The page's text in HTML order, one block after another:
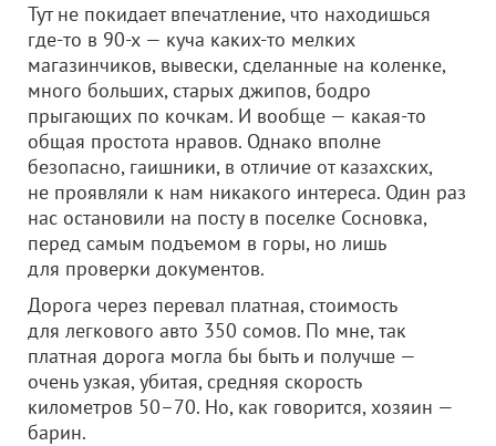
Тут не покидает впечатление, что находишься
где-то в 90-х — куча каких-то мелких
магазинчиков, вывески, сделанные на коленке,
много больших, старых джипов, бодро
прыгающих по кочкам. И вообще — какая-то
общая простота нравов. Однако вполне
безопасно, гаишники, в отличие от казахских,
не проявляли к нам никакого интереса. Один раз
нас остановили на посту в поселке Сосновка,
перед самым подъемом в горы, но лишь
для проверки документов.
Дорога через перевал платная, стоимость
для легкового авто 350 сомов. По мне, так
платная дорога могла бы быть и получше —
очень узкая, убитая, средняя скорость
километров 50–70. Но, как говорится, хозяин —
барин.